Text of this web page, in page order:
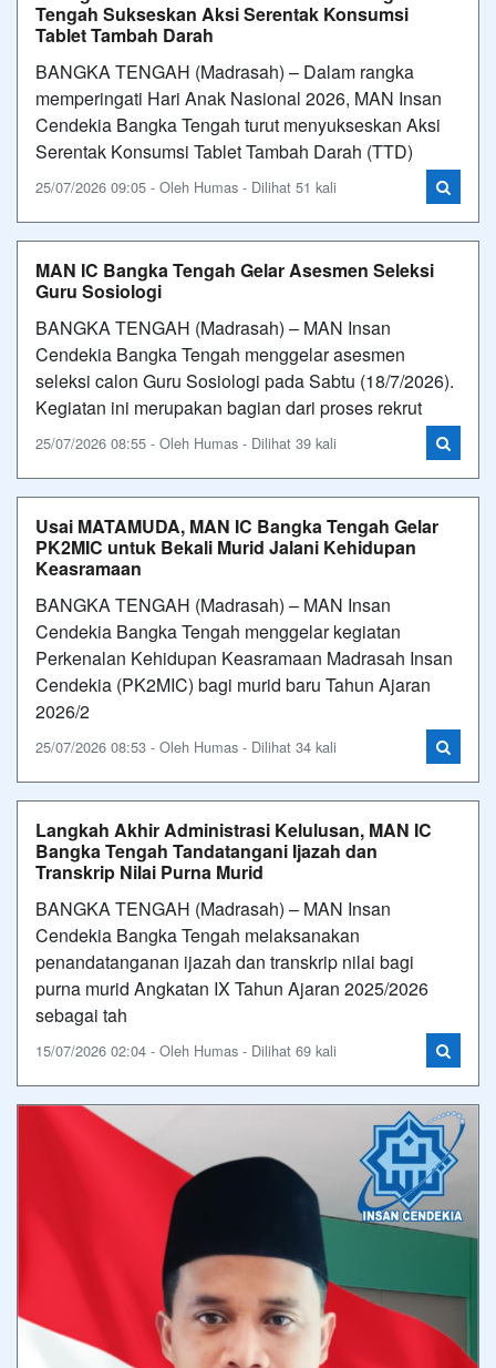
Tengah Sukseskan Aksi Serentak Konsumsi
Tablet Tambah Darah
BANGKA TENGAH (Madrasah) – Dalam rangka
memperingati Hari Anak Nasional 2026, MAN Insan
Cendekia Bangka Tengah turut menyukseskan Aksi
Serentak Konsumsi Tablet Tambah Darah (TTD)
25/07/2026 09:05 - Oleh Humas - Dilihat 51 kali
MAN IC Bangka Tengah Gelar Asesmen Seleksi
Guru Sosiologi
BANGKA TENGAH (Madrasah) – MAN Insan
Cendekia Bangka Tengah menggelar asesmen
seleksi calon Guru Sosiologi pada Sabtu (18/7/2026).
Kegiatan ini merupakan bagian dari proses rekrut
25/07/2026 08:55 - Oleh Humas - Dilihat 39 kali
Usai MATAMUDA, MAN IC Bangka Tengah Gelar
PK2MIC untuk Bekali Murid Jalani Kehidupan
Keasramaan
BANGKA TENGAH (Madrasah) – MAN Insan
Cendekia Bangka Tengah menggelar kegiatan
Perkenalan Kehidupan Keasramaan Madrasah Insan
Cendekia (PK2MIC) bagi murid baru Tahun Ajaran
2026/2
25/07/2026 08:53 - Oleh Humas - Dilihat 34 kali
Langkah Akhir Administrasi Kelulusan, MAN IC
Bangka Tengah Tandatangani Ijazah dan
Transkrip Nilai Purna Murid
BANGKA TENGAH (Madrasah) – MAN Insan
Cendekia Bangka Tengah melaksanakan
penandatanganan ijazah dan transkrip nilai bagi
purna murid Angkatan IX Tahun Ajaran 2025/2026
sebagai tah
15/07/2026 02:04 - Oleh Humas - Dilihat 69 kali